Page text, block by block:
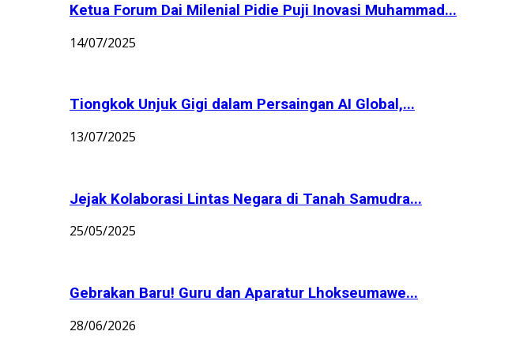
Ketua Forum Dai Milenial Pidie Puji Inovasi Muhammad...
14/07/2025
Tiongkok Unjuk Gigi dalam Persaingan AI Global,...
13/07/2025
Jejak Kolaborasi Lintas Negara di Tanah Samudra...
25/05/2025
Gebrakan Baru! Guru dan Aparatur Lhokseumawe...
28/06/2026